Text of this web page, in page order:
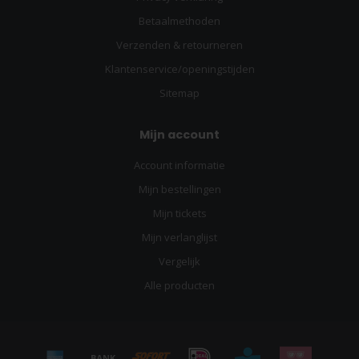
Betaalmethoden
Verzenden & retourneren
Klantenservice/openingstijden
Sitemap
Mijn account
Account informatie
Mijn bestellingen
Mijn tickets
Mijn verlanglijst
Vergelijk
Alle producten